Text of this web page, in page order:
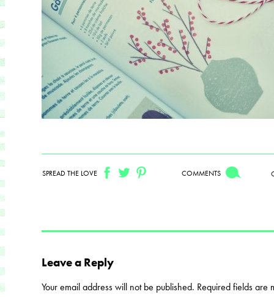
SPREAD THE LOVE COMMENTS
Leave a Reply
Your email address will not be published. Required fields are